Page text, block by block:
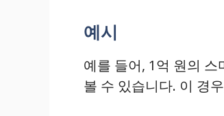
예시
예를 들어, 1억 원의
볼 수 있습니다. 이 경